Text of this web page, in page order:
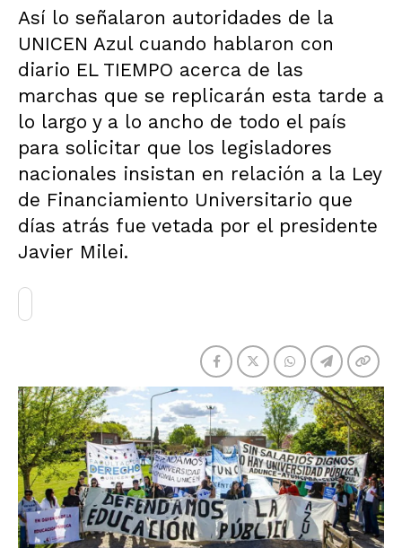
Así lo señalaron autoridades de la
UNICEN Azul cuando hablaron con
diario EL TIEMPO acerca de las
marchas que se replicarán esta tarde a
lo largo y a lo ancho de todo el país
para solicitar que los legisladores
nacionales insistan en relación a la Ley
de Financiamiento Universitario que
días atrás fue vetada por el presidente
Javier Milei.